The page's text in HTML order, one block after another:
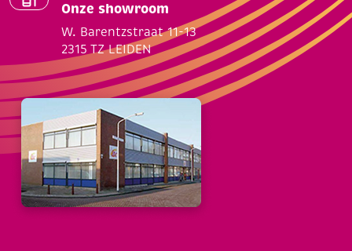
Onze showroom
W. Barentzstraat 11-13
2315 TZ LEIDEN